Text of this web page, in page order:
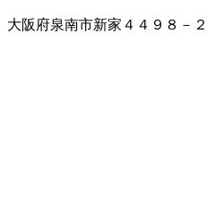
大阪府泉南市新家４４９８－２